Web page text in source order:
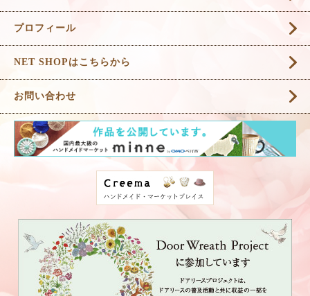
プロフィール
NET SHOPはこちらから
お問い合わせ